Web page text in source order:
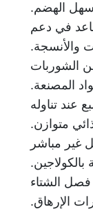
الهضم.
في دعم
والأنسجة.
الشوربات
المصنعة.
عند تناوله
متوازن.
غير مباشر
الشتاء
الإرهاق.